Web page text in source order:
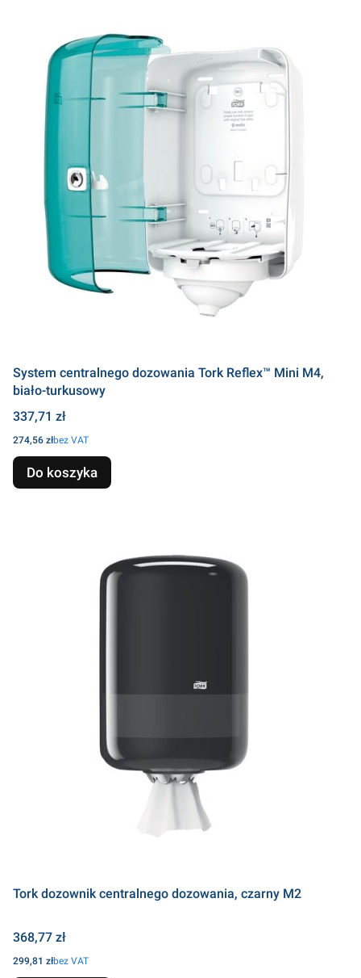
System centralnego dozowania Tork Reflex™ Mini M4,
biało-turkusowy
Cena
337,71 zł
Cena
274,56 złbez VAT
Do koszyka
Tork dozownik centralnego dozowania, czarny M2
Cena
368,77 zł
Cena
299,81 złbez VAT